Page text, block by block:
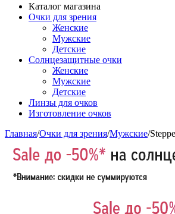
Каталог магазина
Очки для зрения
Женские
Мужские
Детские
Солнцезащитные очки
Женские
Мужские
Детские
Линзы для очков
Изготовление очков
Главная/Очки для зрения/Мужские/